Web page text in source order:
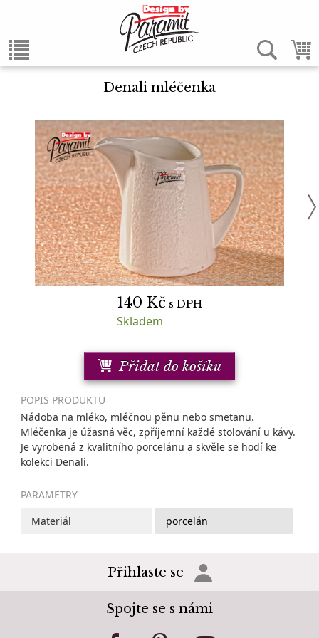
Denali mléčenka
140 Kč s DPH
Skladem
Přidat do košíku
POPIS PRODUKTU
Nádoba na mléko, mléčnou pěnu nebo smetanu.
Mléčenka je úžasná věc, zpříjemní každé stolování u kávy.
Je vyrobená z kvalitního porcelánu a skvěle se hodí ke
kolekci Denali.
PARAMETRY
Materiál
porcelán
Přihlaste se
Spojte se s námi